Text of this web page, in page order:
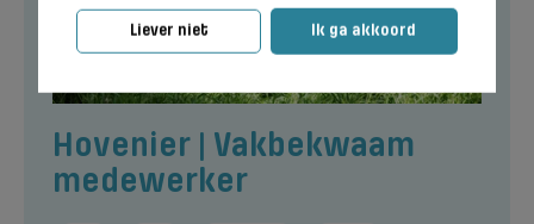
Liever niet Ik ga akkoord
Hovenier | Vakbekwaam
medewerker